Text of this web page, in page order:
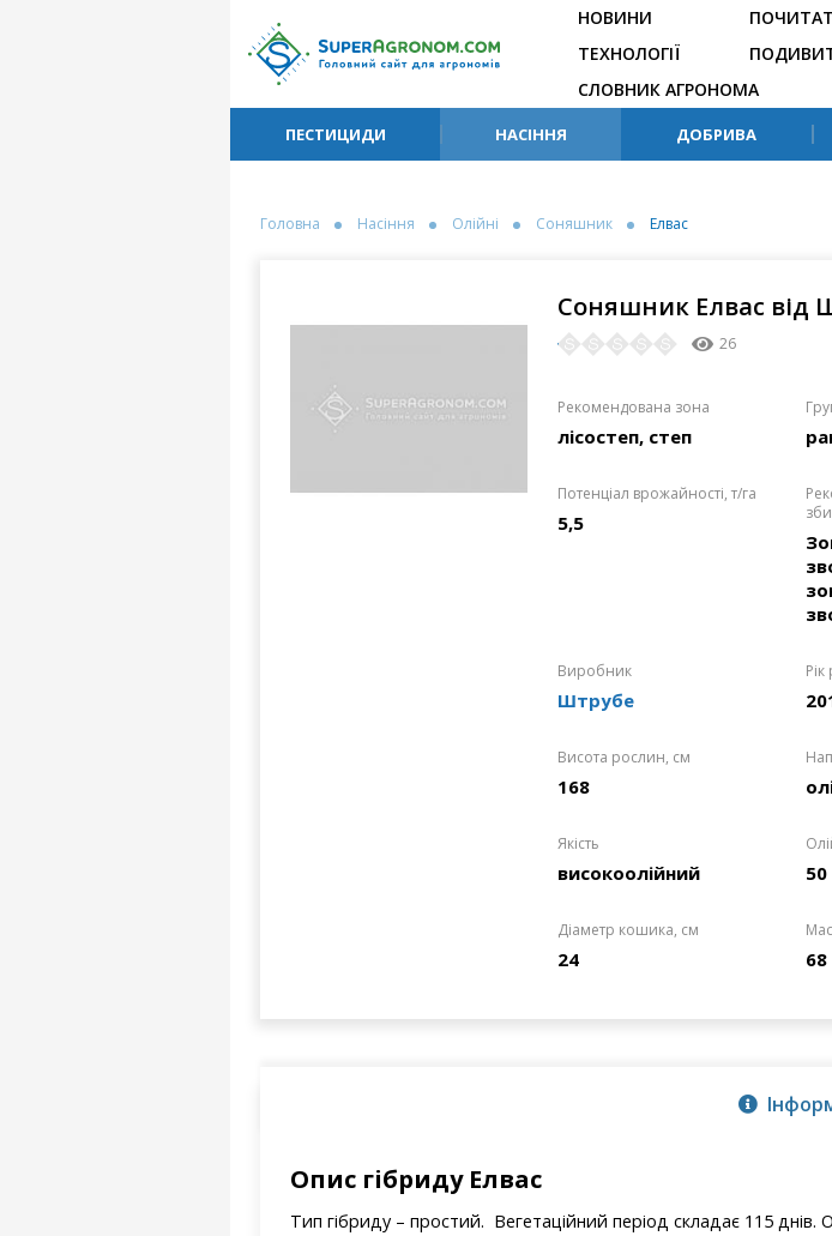
НОВИНИ
ТЕХНОЛОГІЇ
СЛОВНИК АГРОНОМА
ПЕСТИЦИДИ НАСІННЯ ДОБРИВА
Головна Насіння Олійні Соняшник Елвас
Соняшник Елвас від
26
Рекомендована зона
лісостеп, степ
Потенціал врожайності, т/га
5,5
Виробник
Штрубе
Рік
Висота рослин, см
168
Якість
високоолійний 50
Діаметр кошика, см
24 68
Опис гібриду Елвас
Тип гібриду – простий. Вегетаційний період складає 115